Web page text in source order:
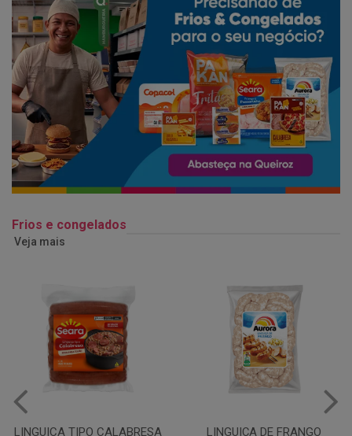
Frios e congelados
Veja mais
LINGUIÇA DE FRANGO QUEIJO MUSSARELA